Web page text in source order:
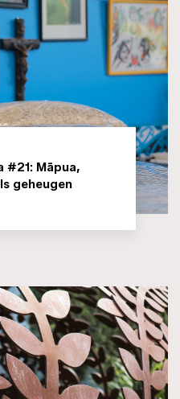
#21: Māpua,
geheugen